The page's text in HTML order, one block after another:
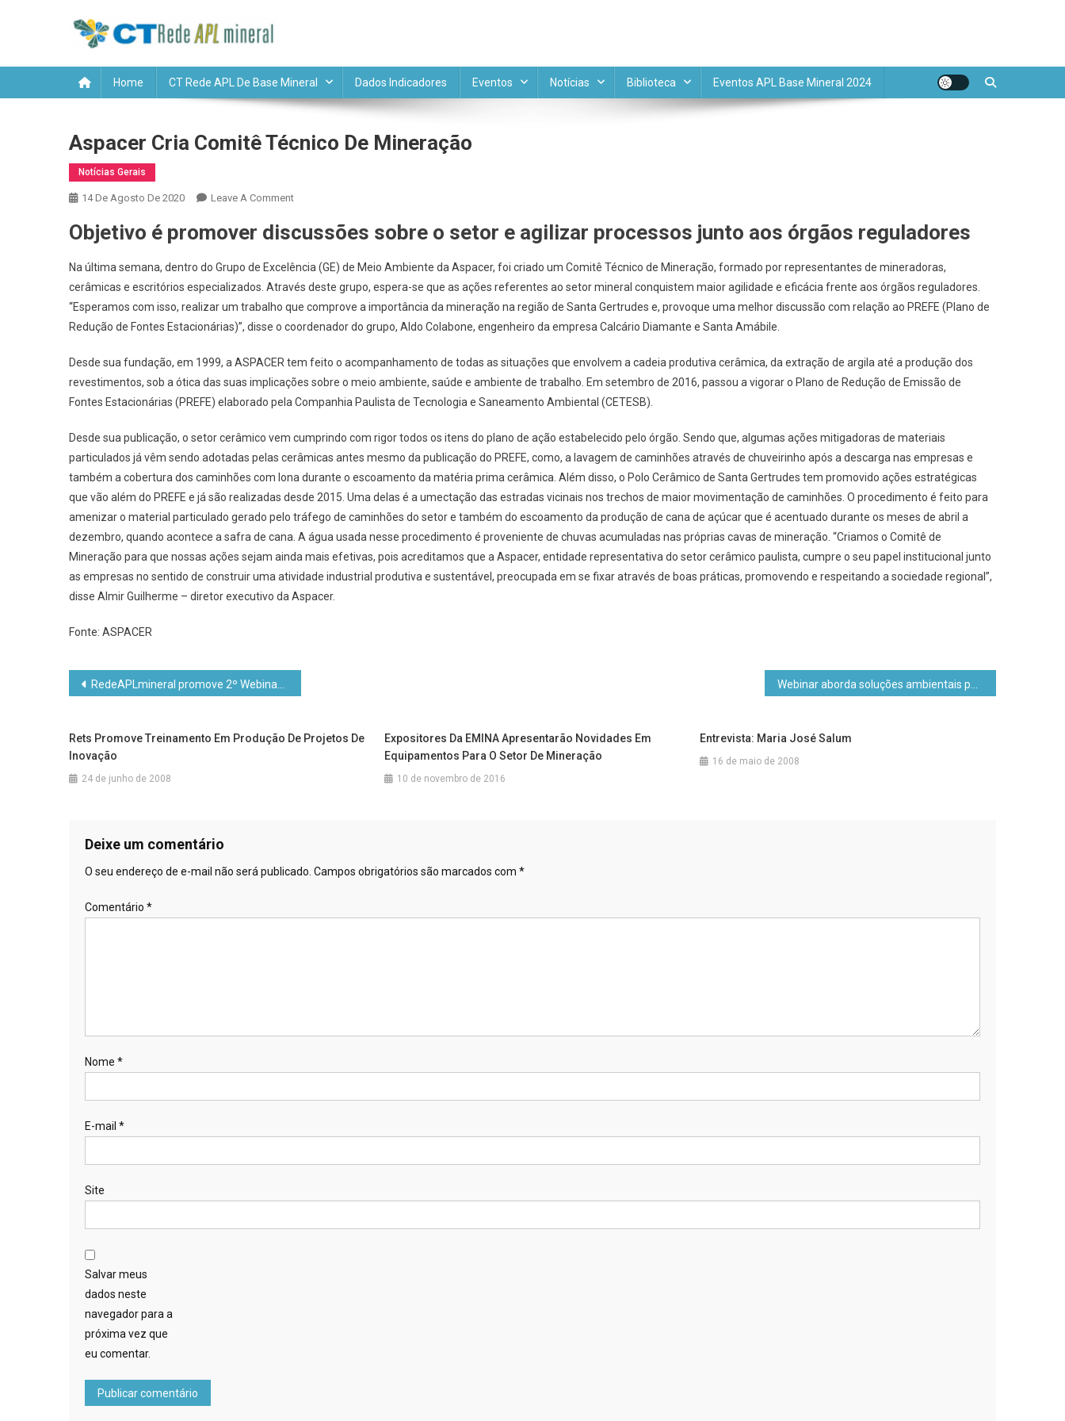
Home CT Rede APL De Base Mineral Dados Indicadores Eventos Notícias Biblioteca Eventos APL Base Mineral 2024
Aspacer Cria Comitê Técnico De Mineração
Notícias Gerais
14 De Agosto De 2020 Leave A CommentOn
Cria
Técnico
De
Mineração
Objetivo é promover discussões sobre o setor e agilizar processos junto aos órgãos reguladores
Na última semana, dentro do Grupo de Excelência (GE) de Meio Ambiente da Aspacer, foi criado um Comitê Técnico de Mineração, formado por representantes de mineradoras,
cerâmicas e escritórios especializados. Através deste grupo, espera-se que as ações referentes ao setor mineral conquistem maior agilidade e eficácia frente aos órgãos reguladores.
“Esperamos com isso, realizar um trabalho que comprove a importância da mineração na região de Santa Gertrudes e, provoque uma melhor discussão com relação ao PREFE (Plano de
Redução de Fontes Estacionárias)”, disse o coordenador do grupo, Aldo Colabone, engenheiro da empresa Calcário Diamante e Santa Amábile.
Desde sua fundação, em 1999, a ASPACER tem feito o acompanhamento de todas as situações que envolvem a cadeia produtiva cerâmica, da extração de argila até a produção dos
revestimentos, sob a ótica das suas implicações sobre o meio ambiente, saúde e ambiente de trabalho. Em setembro de 2016, passou a vigorar o Plano de Redução de Emissão de
Fontes Estacionárias (PREFE) elaborado pela Companhia Paulista de Tecnologia e Saneamento Ambiental (CETESB).
Desde sua publicação, o setor cerâmico vem cumprindo com rigor todos os itens do plano de ação estabelecido pelo órgão. Sendo que, algumas ações mitigadoras de materiais
particulados já vêm sendo adotadas pelas cerâmicas antes mesmo da publicação do PREFE, como, a lavagem de caminhões através de chuveirinho após a descarga nas empresas e
também a cobertura dos caminhões com lona durante o escoamento da matéria prima cerâmica. Além disso, o Polo Cerâmico de Santa Gertrudes tem promovido ações estratégicas
que vão além do PREFE e já são realizadas desde 2015. Uma delas é a umectação das estradas vicinais nos trechos de maior movimentação de caminhões. O procedimento é feito para
amenizar o material particulado gerado pelo tráfego de caminhões do setor e também do escoamento da produção de cana de açúcar que é acentuado durante os meses de abril a
dezembro, quando acontece a safra de cana. A água usada nesse procedimento é proveniente de chuvas acumuladas nas próprias cavas de mineração. “Criamos o Comitê de
Mineração para que nossas ações sejam ainda mais efetivas, pois acreditamos que a Aspacer, entidade representativa do setor cerâmico paulista, cumpre o seu papel institucional junto
as empresas no sentido de construir uma atividade industrial produtiva e sustentável, preocupada em se fixar através de boas práticas, promovendo e respeitando a sociedade regional”,
disse Almir Guilherme – diretor executivo da Aspacer.
Fonte: ASPACER
Navegação
Post
RedeAPLmineral promove 2º Webinar Diálogos com o Setor Mineral
Rets Promove Treinamento Em Produção De Projetos De
Inovação
24 de junho de 2008
Expositores Da EMINA Apresentarão Novidades Em
Equipamentos Para O Setor De Mineração
10 de novembro de 2016
Entrevista: Maria José Salum
16 de maio de 2008
Deixe um comentário
O seu endereço de e-mail não será publicado. Campos obrigatórios são marcados com *
Comentário *
Nome *
E-mail *
Site
Salvar meus
dados neste
navegador para a
próxima vez que
eu comentar.